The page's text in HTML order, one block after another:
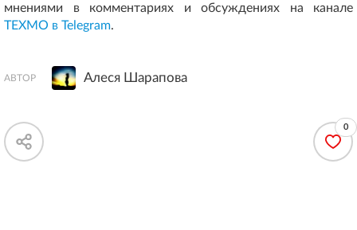
мнениями в комментариях и обсуждениях на канале
ТЕХМО в Telegram.
АВТОР Алеся Шарапова
0